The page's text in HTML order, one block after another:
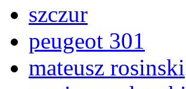
szczur
peugeot 301
mateusz rosinski